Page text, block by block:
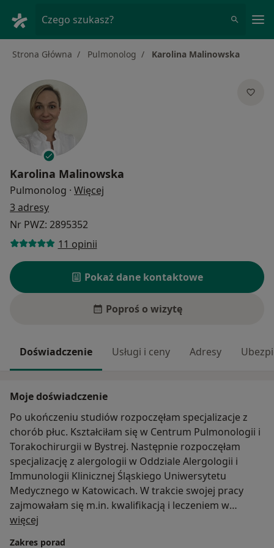
Czego szukasz?
Strona Główna Pulmonolog Karolina Malinowska
Karolina Malinowska
Pulmonolog · Więcej
3 adresy
Nr PWZ: 2895352
11 opinii
Pokaż dane kontaktowe
Poproś o wizytę
Doświadczenie Usługi i ceny Adresy
Moje doświadczenie
Po ukończeniu studiów rozpoczęłam specjalizacje z
chorób płuc. Kształciłam się w Centrum Pulmonologii i
Torakochirurgii w Bystrej. Następnie rozpoczęłam
specjalizację z alergologii w Oddziale Alergologii i
Immunologii Klinicznej Śląskiego Uniwersytetu
Medycznego w Katowicach. W trakcie swojej pracy
zajmowałam się m.in. kwalifikacją i leczeniem w
programach lekowych pacjentów z astmą ciężką,
więcej
Zakres porad